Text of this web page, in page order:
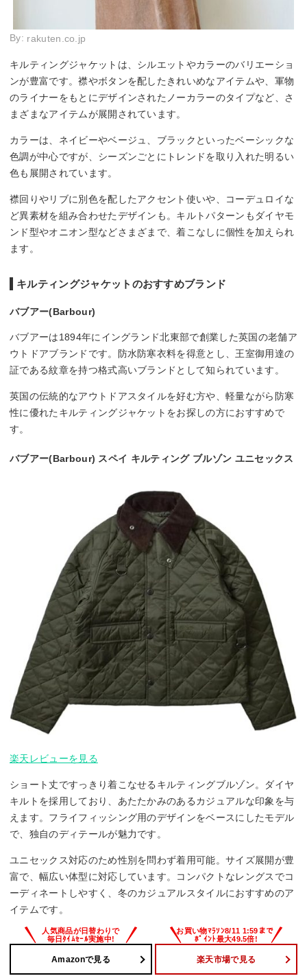
By: rakuten.co.jp
キルティングジャケットは、シルエットやカラーのバリエーショ
ンが豊富です。襟やボタンを配したきれいめなアイテムや、軍物
のライナーをもとにデザインされたノーカラーのタイプなど、さ
まざまなアイテムが展開されています。
カラーは、ネイビーやベージュ、ブラックといったベーシックな
色調が中心ですが、シーズンごとにトレンドを取り入れた明るい
色も展開されています。
襟回りやリブに別色を配したアクセント使いや、コーデュロイな
ど異素材を組み合わせたデザインも。キルトパターンもダイヤモ
ンド型やオニオン型などさまざまで、着こなしに個性を加えられ
ます。
キルティングジャケットのおすすめブランド
バブアー(Barbour)
バブアーは1894年にイングランド北東部で創業した英国の老舗ア
ウトドアブランドです。防水防寒衣料を得意とし、王室御用達の
証である紋章を持つ格式高いブランドとして知られています。
英国の伝統的なアウトドアスタイルを好む方や、軽量ながら防寒
性に優れたキルティングジャケットをお探しの方におすすめで
す。
バブアー(Barbour) スペイ キルティング ブルゾン ユニセックス
楽天レビューを見る
ショート丈ですっきり着こなせるキルティングブルゾン。ダイヤ
キルトを採用しており、あたたかみのあるカジュアルな印象を与
えます。フライフィッシング用のデザインをベースにしたモデル
で、独自のディテールが魅力です。
ユニセックス対応のため性別を問わず着用可能。サイズ展開が豊
富で、幅広い体型に対応しています。コンパクトなレングスでコ
ーディネートしやすく、冬のカジュアルスタイルにおすすめのア
イテムです。
Amazonで見る 楽天市場で見る